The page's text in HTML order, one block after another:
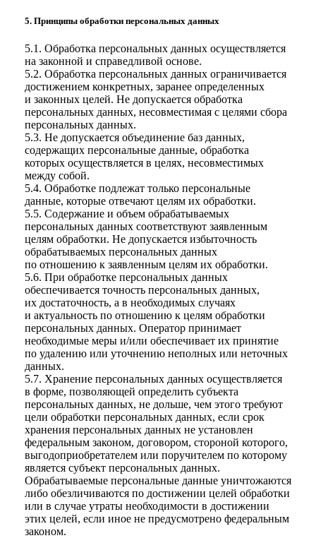
5. Принципы обработки персональных данных
5.1. Обработка персональных данных осуществляется
на законной и справедливой основе.
5.2. Обработка персональных данных ограничивается
достижением конкретных, заранее определенных
и законных целей. Не допускается обработка
персональных данных, несовместимая с целями сбора
персональных данных.
5.3. Не допускается объединение баз данных,
содержащих персональные данные, обработка
которых осуществляется в целях, несовместимых
между собой.
5.4. Обработке подлежат только персональные
данные, которые отвечают целям их обработки.
5.5. Содержание и объем обрабатываемых
персональных данных соответствуют заявленным
целям обработки. Не допускается избыточность
обрабатываемых персональных данных
по отношению к заявленным целям их обработки.
5.6. При обработке персональных данных
обеспечивается точность персональных данных,
их достаточность, а в необходимых случаях
и актуальность по отношению к целям обработки
персональных данных. Оператор принимает
необходимые меры и/или обеспечивает их принятие
по удалению или уточнению неполных или неточных
данных.
5.7. Хранение персональных данных осуществляется
в форме, позволяющей определить субъекта
персональных данных, не дольше, чем этого требуют
цели обработки персональных данных, если срок
хранения персональных данных не установлен
федеральным законом, договором, стороной которого,
выгодоприобретателем или поручителем по которому
является субъект персональных данных.
Обрабатываемые персональные данные уничтожаются
либо обезличиваются по достижении целей обработки
или в случае утраты необходимости в достижении
этих целей, если иное не предусмотрено федеральным
законом.